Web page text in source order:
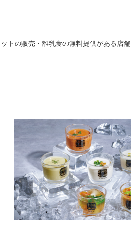
トの販売・離乳食の無料提供がある店舗